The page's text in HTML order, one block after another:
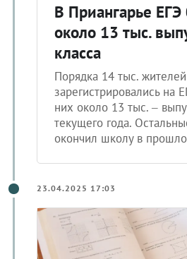
В Приангарье ЕГЭ
около 13 тыс.
класса
Порядка 14 тыс.
зарегистрировались на
них около 13 тыс. –
текущего года.
окончил школу в
23.04.2025 17:03